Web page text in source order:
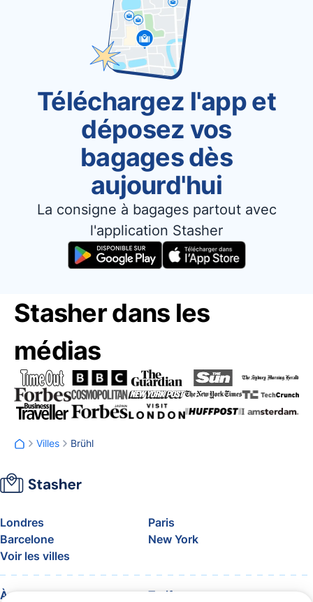
Téléchargez l'app et
déposez vos
bagages dès
aujourd'hui
La consigne à bagages partout avec
l'application Stasher
Stasher dans les
médias
Villes Brühl
Londres
Paris
Barcelone
New York
Voir les villes
À propos Tarifs